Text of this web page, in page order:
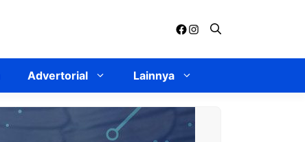
Facebook
Instagram
Advertorial Lainnya